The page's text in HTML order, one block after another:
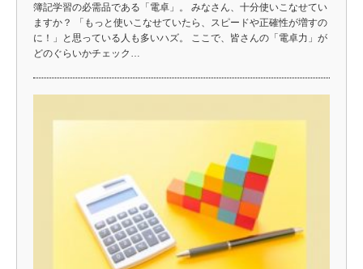
簿記学習の必需品である「電卓」。 みなさん、十分使いこなせてい
ますか？ 「もっと使いこなせていたら、スピードや正確性が増すの
に！」と思っている人も多いハズ。 ここで、皆さんの「電卓力」が
どのぐらいかチェック…